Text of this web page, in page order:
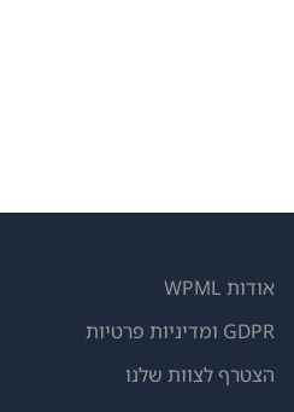
אודות WPML
GDPR ומדיניות פרטיות
הצטרף לצוות שלנו(נפתח